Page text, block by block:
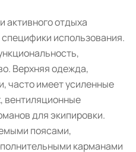
активного отдыха
использования.
Верхняя одежда,
часто имеет усиленные
вентиляционные
для экипировки.
поясами,
карманами